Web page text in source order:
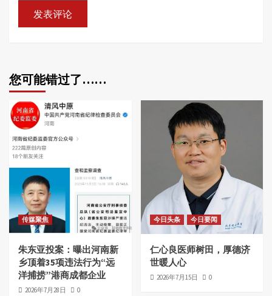
您可能错过了……
传媒聚焦
朱东亚投案：曝出河南新
乡顶着35项违法行为“远
洋捕捞”港商成都企业
2026年7月28日 0
今日头条 今日要闻
仁心良医师树田，厚德济
世暖人心
2026年7月15日 0